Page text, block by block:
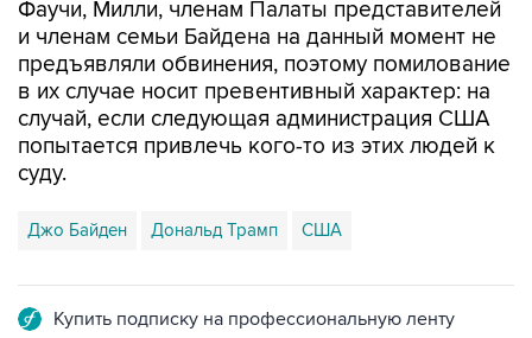
предъявляли обвинения, поэтому помилование
в их случае носит превентивный характер: на
случай, если следующая администрация США
попытается привлечь кого-то из этих людей к
суду.
Джо Байден
Подписаться на рассылку главных новостей сайта